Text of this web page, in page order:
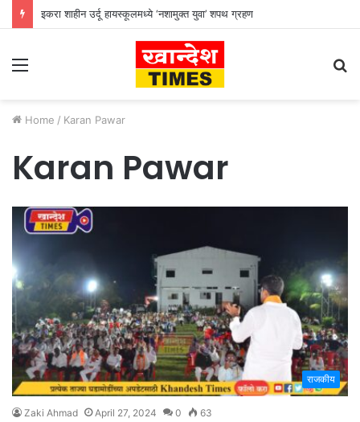
इकरा शाहीन उर्दू हायस्कूलमध्ये ‘नशामुक्त युवा’ शपथ ग्रहण
Menu
Home / Karan Pawar
Karan Pawar
राजकीय
Zaki Ahmad April 27, 2024 0 63